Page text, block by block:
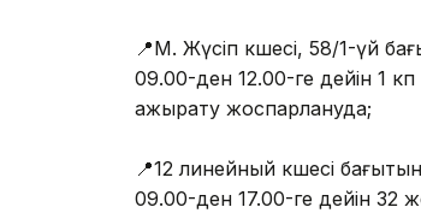
📍М. Жүсіп көшесі, 58/1-үй
09.00-ден 12.00-ге дейін 1
ажырату жоспарлануда;
📍12 линейный көшесі
09.00-ден 17.00-ге дейін